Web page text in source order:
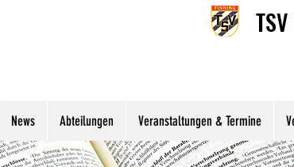
News Abteilungen Veranstaltungen & Termine